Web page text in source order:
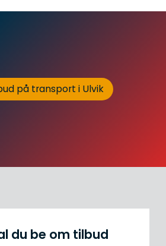
på transport i Ulvik
du be om tilbud